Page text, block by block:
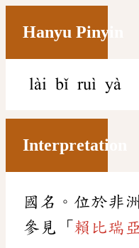
Hanyu Pinyin
lài bǐ ruì yà
Interpretation
國名。位於非
參見「 賴比瑞亞